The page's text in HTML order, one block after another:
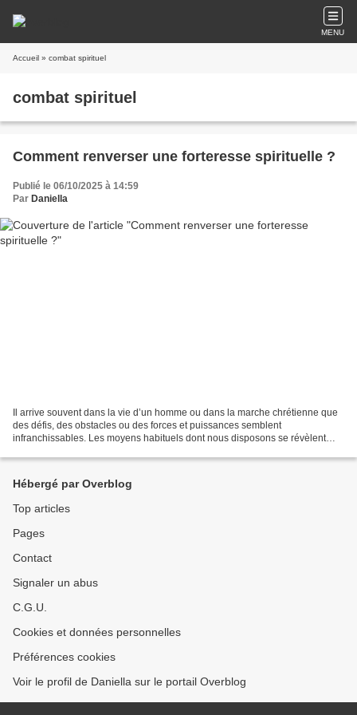
MENU
Accueil » combat spirituel
combat spirituel
Comment renverser une forteresse spirituelle ?
Publié le 06/10/2025 à 14:59
Par Daniella
Il arrive souvent dans la vie d’un homme ou dans la marche chrétienne que
des défis, des obstacles ou des forces et puissances semblent
infranchissables. Les moyens habituels dont nous disposons se révèlent
Hébergé par Overblog
Top articles
Pages
Contact
Signaler un abus
C.G.U.
Cookies et données personnelles
Préférences cookies
Voir le profil de Daniella sur le portail Overblog